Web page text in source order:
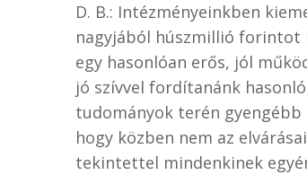
D. B.: Intézményeinkben
nagyjából húszmillió forintot
egy hasonlóan erős, jól
jó szívvel fordítanánk
tudományok terén
hogy közben nem az
tekintettel mindenkinek